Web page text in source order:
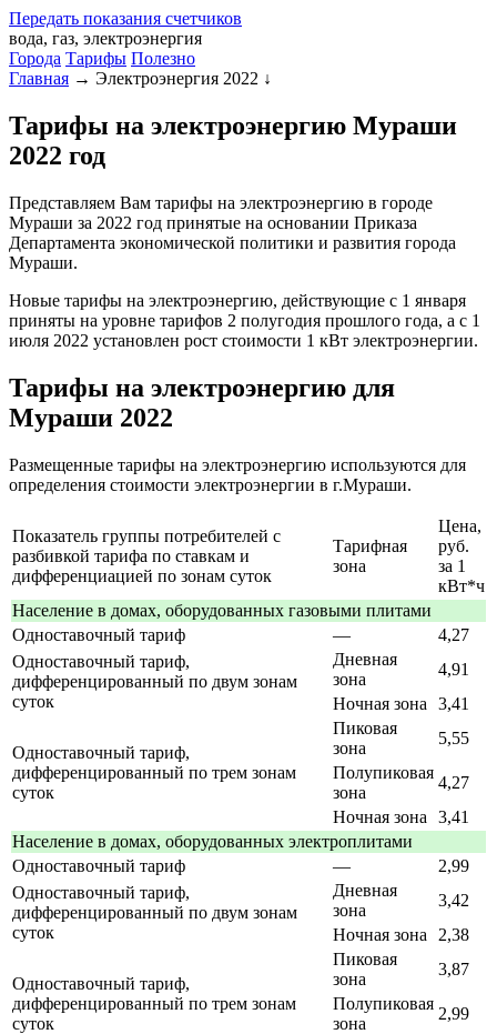
Передать показания счетчиков
вода, газ, электроэнергия
Города Тарифы Полезно
Главная → Электроэнергия 2022 ↓
Тарифы на электроэнергию Мураши
2022 год
Представляем Вам тарифы на электроэнергию в городе
Мураши за 2022 год принятые на основании Приказа
Департамента экономической политики и развития города
Мураши.
Новые тарифы на электроэнергию, действующие с 1 января
приняты на уровне тарифов 2 полугодия прошлого года, а с 1
июля 2022 установлен рост стоимости 1 кВт электроэнергии.
Тарифы на электроэнергию для
Мураши 2022
Размещенные тарифы на электроэнергию используются для
определения стоимости электроэнергии в г.Мураши.
Показатель группы потребителей с
разбивкой тарифа по ставкам и
дифференциацией по зонам суток
Тарифная
зона
Цена,
руб.
за 1
кВт*ч
Население в домах, оборудованных газовыми плитами
Одноставочный тариф
—
4,27
Одноставочный тариф,
дифференцированный по двум зонам
суток
Дневная
зона
4,91
Ночная зона
3,41
Одноставочный тариф,
дифференцированный по трем зонам
суток
Пиковая
зона
5,55
Полупиковая
зона
4,27
Ночная зона
3,41
Население в домах, оборудованных электроплитами
Одноставочный тариф
—
2,99
Одноставочный тариф,
дифференцированный по двум зонам
суток
Дневная
зона
3,42
Ночная зона
2,38
Одноставочный тариф,
дифференцированный по трем зонам
суток
Пиковая
зона
3,87
Полупиковая
зона
2,99